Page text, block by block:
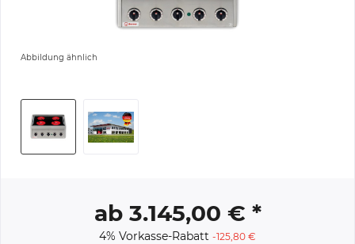
Abbildung ähnlich
ab 3.145,00 € *
4% Vorkasse-Rabatt -125,80 €